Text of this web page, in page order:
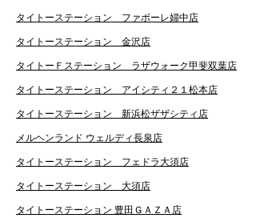
タイトーステーション ファボーレ婦中店
タイトーステーション 金沢店
タイトーＦステーション ラザウォーク甲斐双葉店
タイトーステーション アイシティ２１松本店
タイトーステーション 新浜松ザザシティ店
メルヘンランド ウェルディ長泉店
タイトーステーション フェドラ大須店
タイトーステーション 大須店
タイトーステーション 豊田ＧＡＺＡ店